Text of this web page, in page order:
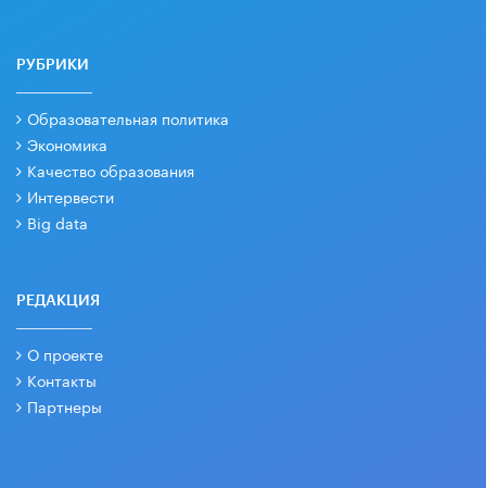
РУБРИКИ
Образовательная политика
Экономика
Качество образования
Интервести
Big data
РЕДАКЦИЯ
О проекте
Контакты
Партнеры